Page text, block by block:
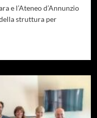
e l’Ateneo d’Annunzio
struttura per